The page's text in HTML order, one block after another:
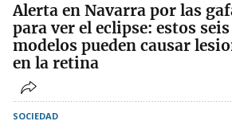
Alerta en Navarra por las
para ver el eclipse: estos seis
modelos pueden causar
en la retina
SOCIEDAD